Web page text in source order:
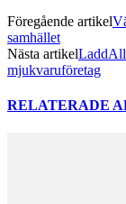
Föregående artikel
samhället
Nästa artikel
mjukvaruföretag
RELATERADE